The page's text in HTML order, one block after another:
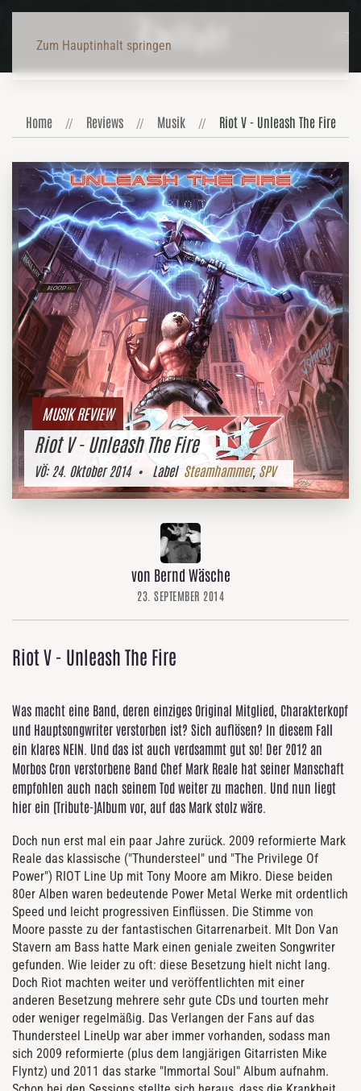
Zum Hauptinhalt springen
Home Reviews Musik Riot V - Unleash The Fire
MUSIK REVIEW
Riot V - Unleash The Fire
VÖ:24. Oktober 2014• Label Steamhammer, SPV
von Bernd Wäsche
23. SEPTEMBER 2014
Riot V - Unleash The Fire
Was macht eine Band, deren einziges Original Mitglied, Charakterkopf
und Hauptsongwriter verstorben ist? Sich auflösen? In diesem Fall
ein klares NEIN. Und das ist auch verdsammt gut so! Der 2012 an
Morbos Cron verstorbene Band Chef Mark Reale hat seiner Manschaft
empfohlen auch nach seinem Tod weiter zu machen. Und nun liegt
hier ein (Tribute-)Album vor, auf das Mark stolz wäre.
Doch nun erst mal ein paar Jahre zurück. 2009 reformierte Mark
Reale das klassische ("Thundersteel" und "The Privilege Of
Power") RIOT Line Up mit Tony Moore am Mikro. Diese beiden
80er Alben waren bedeutende Power Metal Werke mit ordentlich
Speed und leicht progressiven Einflüssen. Die Stimme von
Moore passte zu der fantastischen Gitarrenarbeit. MIt Don Van
Stavern am Bass hatte Mark einen geniale zweiten Songwriter
gefunden. Wie leider zu oft: diese Besetzung hielt nicht lang.
Doch Riot machten weiter und veröffentlichten mit einer
anderen Besetzung mehrere sehr gute CDs und tourten mehr
oder weniger regelmäßig. Das Verlangen der Fans auf das
Thundersteel LineUp war aber immer vorhanden, sodass man
sich 2009 reformierte (plus dem langjärigen Gitarristen Mike
Flyntz) und 2011 das starke "Immortal Soul" Album aufnahm.